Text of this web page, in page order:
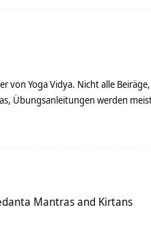
von Yoga Vidya. Nicht alle
Übungsanleitungen werden
Mantras and Kirtans